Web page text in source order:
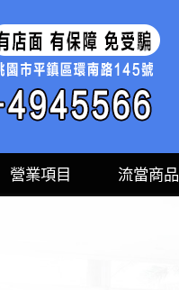
營業項目 流當商品